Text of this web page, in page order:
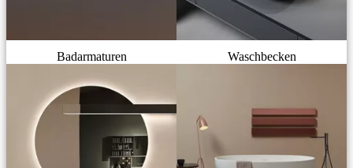
Badarmaturen Waschbecken